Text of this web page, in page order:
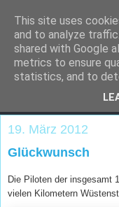
19. März 2012
Glückwunsch
Die Piloten der insgesamt
vielen Kilometern
This site uses
and to analyze
shared with Google
metrics to ensure
statistics, and to